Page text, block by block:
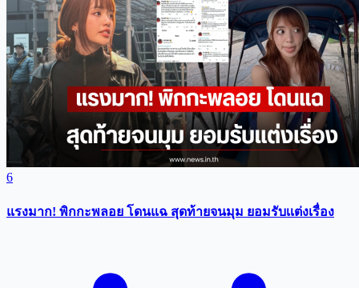
6
แรงมาก! พิกกะพลอย โดนแฉ สุดท้ายจนมุม ยอมรับเเต่งเรื่อง